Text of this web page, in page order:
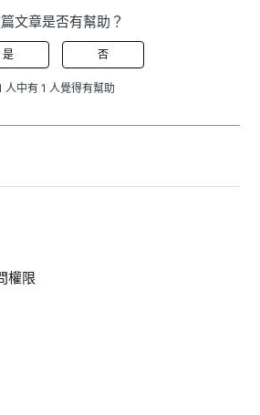
文章是否有幫助？
是 否
人中有 1 人覺得有幫助
權限